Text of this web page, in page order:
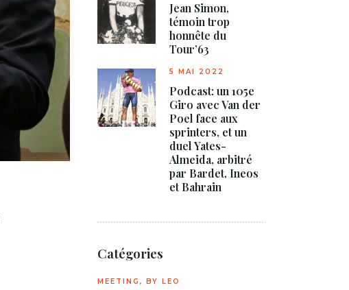
Jean Simon,
témoin trop
honnête du
Tour’63
5 MAI 2022
Podcast: un 105e
Giro avec Van der
Poel face aux
sprinters, et un
duel Yates-
Almeida, arbitré
par Bardet, Ineos
et Bahrain
Catégories
MEETING, BY LEO